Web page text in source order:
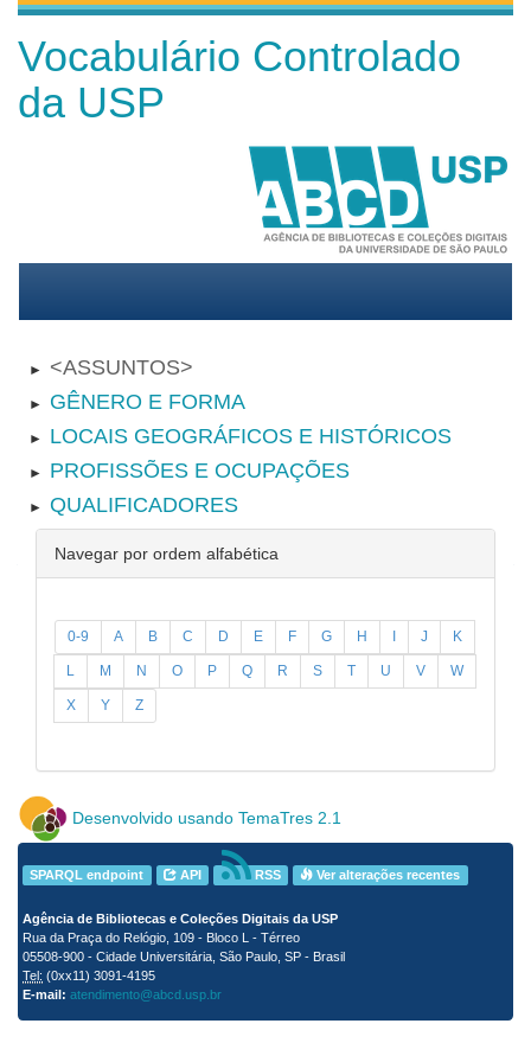
Vocabulário Controlado
da USP
► ASSUNTOS
► GÊNERO E FORMA
► LOCAIS GEOGRÁFICOS E HISTÓRICOS
► PROFISSÕES E OCUPAÇÕES
► QUALIFICADORES
Navegar por ordem alfabética
0-9 A B C D E F G H I J K
L M N O P Q R S T U V W
X Y Z
Desenvolvido usando TemaTres 2.1
SPARQL endpoint API RSS Ver alterações recentes
Agência de Bibliotecas e Coleções Digitais da USP
Rua da Praça do Relógio, 109 - Bloco L - Térreo
05508-900 - Cidade Universitária, São Paulo, SP - Brasil
Tel: (0xx11) 3091-4195
E-mail: atendimento@abcd.usp.br